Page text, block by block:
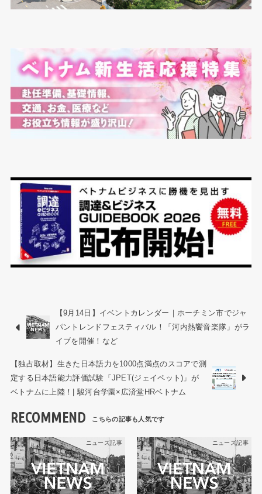
【9月14日】イベントカレンダー｜ホーチミン市でジャ
パントレンドフェスティバル！「河内熱饗音楽隊」がラ
イブを開催！など
【独占取材】生きた日本語力を1000点満点のスコアで測
定する日本語能力評価試験「JPET(ジェイペット)」が
ベトナムに上陸！| 駿河台学園×広済堂HRベトナム
RECOMMEND
ニュース記事 ニュース記事